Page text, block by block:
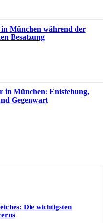
in München während der
Besatzung
in München: Entstehung,
Gegenwart
Die wichtigsten